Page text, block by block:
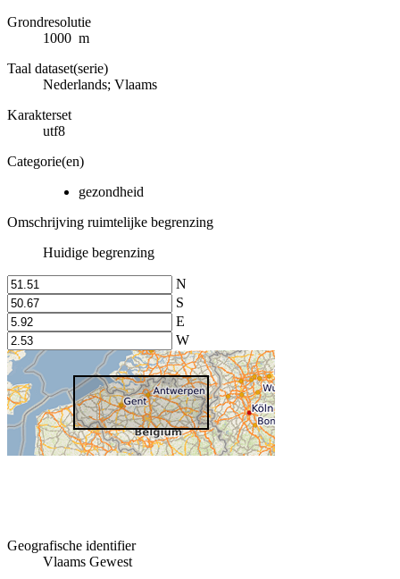
Grondresolutie
1000 m
Taal dataset(serie)
Nederlands; Vlaams
Karakterset
utf8
Categorie(en)
gezondheid
Omschrijving ruimtelijke begrenzing
Huidige begrenzing
N
S
E
W
Geografische identifier
Vlaams Gewest